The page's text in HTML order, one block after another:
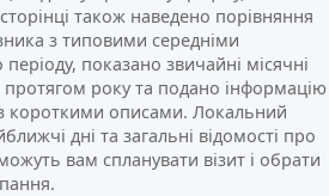
також наведено порівняння
з типовими середніми
показано звичайні місячні
протягом року та подано інформацію
короткими описами. Локальний
дні та загальні відомості про
вам спланувати візит і обрати